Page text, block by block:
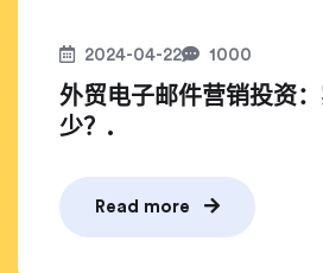
2024-04-22 1000
外贸电子邮件营销投资
少？.
Read more